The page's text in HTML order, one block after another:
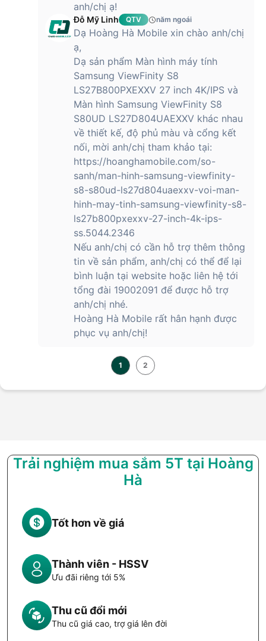
anh/chị ạ!
Đỗ Mỹ Linh QTV năm ngoái
Dạ Hoàng Hà Mobile xin chào anh/chị
ạ,
Dạ sản phẩm Màn hình máy tính
Samsung ViewFinity S8
LS27B800PXEXXV 27 inch 4K/IPS và
Màn hình Samsung ViewFinity S8
S80UD LS27D804UAEXXV khác nhau
về thiết kế, độ phủ màu và cổng kết
nối, mời anh/chị tham khảo tại:
https://hoanghamobile.com/so-
sanh/man-hinh-samsung-viewfinity-
s8-s80ud-ls27d804uaexxv-voi-man-
hinh-may-tinh-samsung-viewfinity-s8-
ls27b800pxexxv-27-inch-4k-ips-
ss.5044.2346
Nếu anh/chị có cần hỗ trợ thêm thông
tin về sản phẩm, anh/chị có thể để lại
bình luận tại website hoặc liên hệ tới
tổng đài 19002091 để được hỗ trợ
anh/chị nhé.
Hoàng Hà Mobile rất hân hạnh được
phục vụ anh/chị!
1 2
Trải nghiệm mua sắm 5T tại Hoàng
Hà
Tốt hơn về giá
Thành viên - HSSV
Ưu đãi riêng tới 5%
Thu cũ đổi mới
Thu cũ giá cao, trợ giá lên đời